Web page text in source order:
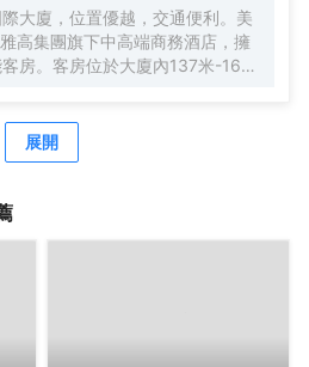
大廈，位置優越，交通便利。美
高集團旗下中高端商務酒店，擁
房。客房位於大廈內137米-165
雅，是商務人士出差首善之選。
浴、全交換新風系統，高級自動
工智能機器人小美在“Make A
展開